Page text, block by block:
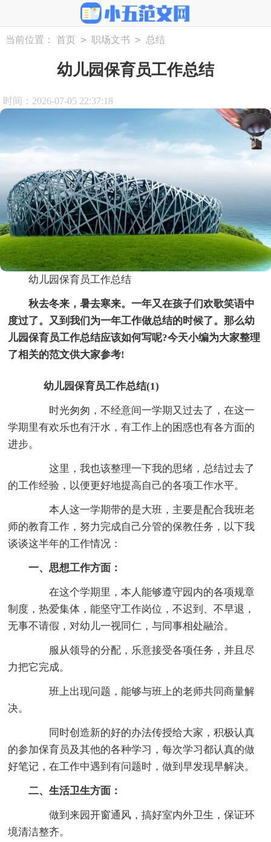
当前位置： 首页 > 职场文书 > 总结
幼儿园保育员工作总结
时间：2026-07-05 22:37:18
幼儿园保育员工作总结
秋去冬来，暑去寒来。一年又在孩子们欢歌笑语中
度过了。又到我们为一年工作做总结的时候了。那么幼
儿园保育员工作总结应该如何写呢?今天小编为大家整理
了相关的范文供大家参考!
幼儿园保育员工作总结(1)
时光匆匆，不经意间一学期又过去了，在这一
学期里有欢乐也有汗水，有工作上的困惑也有各方面的
进步。
这里，我也该整理一下我的思绪，总结过去了
的工作经验，以便更好地提高自己的各项工作水平。
本人这一学期带的是大班，主要是配合我班老
师的教育工作，努力完成自己分管的保教任务，以下我
谈谈这半年的工作情况：
一、思想工作方面：
在这个学期里，本人能够遵守园内的各项规章
制度，热爱集体，能坚守工作岗位，不迟到、不早退，
无事不请假，对幼儿一视同仁，与同事相处融洽。
服从领导的分配，乐意接受各项任务，并且尽
力把它完成。
班上出现问题，能够与班上的老师共同商量解
决。
同时创造新的好的办法传授给大家，积极认真
的参加保育员及其他的各种学习，每次学习都认真的做
好笔记，在工作中遇到有问题时，做到早发现早解决。
二、生活卫生方面：
做到来园开窗通风，搞好室内外卫生，保证环
境清洁整齐。